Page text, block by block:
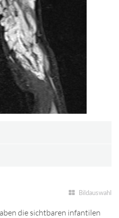
Bildauswahl
die sichtbaren infantilen